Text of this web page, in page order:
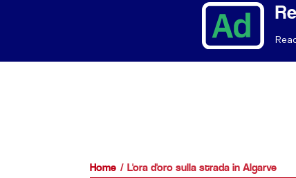
Home L'ora d'oro sulla strada in Algarve